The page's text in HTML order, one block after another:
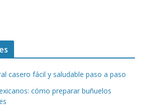
casero fácil y saludable paso a paso
cómo preparar buñuelos